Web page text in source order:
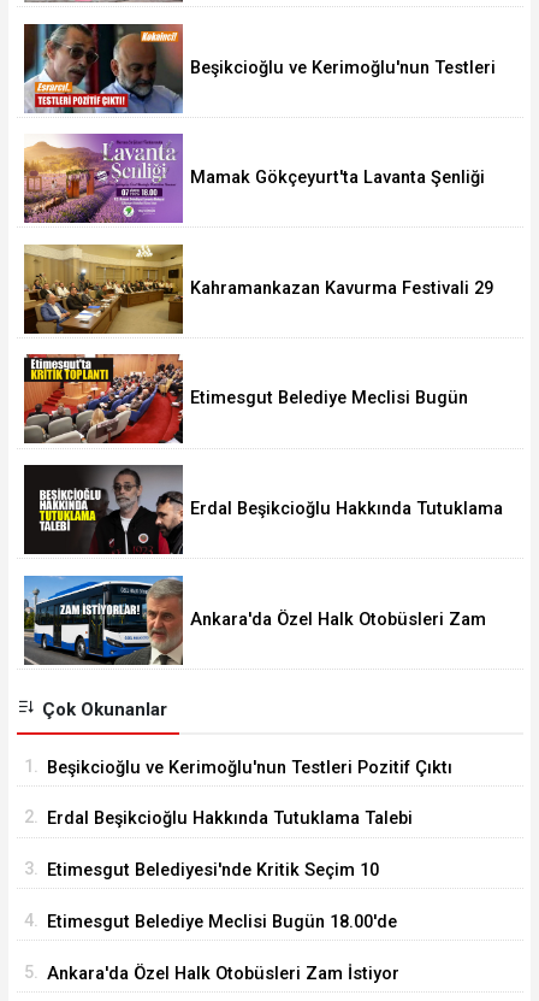
Beşikcioğlu ve Kerimoğlu'nun Testleri
Mamak Gökçeyurt'ta Lavanta Şenliği
Kahramankazan Kavurma Festivali 29
Etimesgut Belediye Meclisi Bugün
Erdal Beşikcioğlu Hakkında Tutuklama
Ankara'da Özel Halk Otobüsleri Zam
Çok Okunanlar
1. Beşikcioğlu ve Kerimoğlu'nun Testleri Pozitif Çıktı
2. Erdal Beşikcioğlu Hakkında Tutuklama Talebi
3. Etimesgut Belediyesi'nde Kritik Seçim 10
4. Etimesgut Belediye Meclisi Bugün 18.00'de
5. Ankara'da Özel Halk Otobüsleri Zam İstiyor